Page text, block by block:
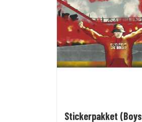
Stickerpakket (Boys